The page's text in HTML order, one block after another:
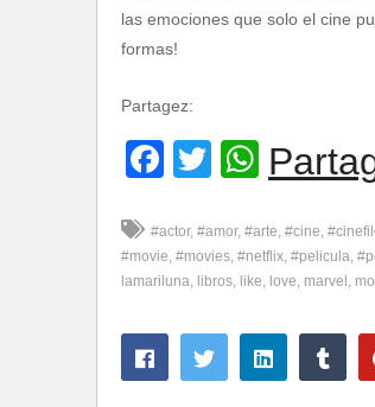
las emociones que solo el cine
formas!
Partagez:
Facebook
Twitter
#actor #amor #arte #cine
#movie #movies #netflix #pelicula
lamariluna libros like love marvel